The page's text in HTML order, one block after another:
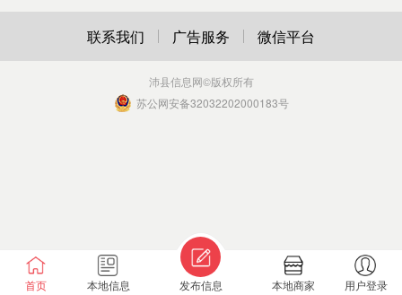
首页 本地信息 发布信息 本地商家 用户登录
联系我们 广告服务 微信平台
沛县信息网©版权所有
苏公网安备32032202000183号